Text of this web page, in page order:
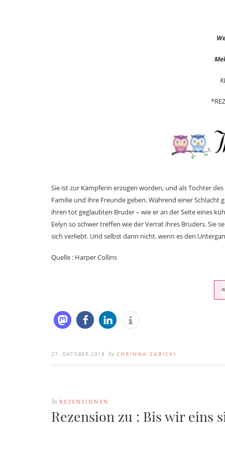
Sie ist zur Kämpferin erzogen worden, und als Tochter
Familie und ihre Freunde geben. Während einer
ihren tot geglaubten Bruder – wie er an der Seite eines
Eelyn so schwer treffen wie der Verrat ihres Bruders. Sie
sich verliebt. Und selbst dann nicht, wenn es den
Quelle : Harper Collins
27. OKTOBER 2018 By CORINNA ZABICKI
In REZENSIONEN
Rezension zu : Bis wir eins